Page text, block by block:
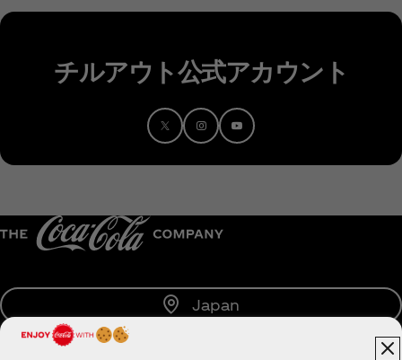
チルアウト公式アカウント
Japan